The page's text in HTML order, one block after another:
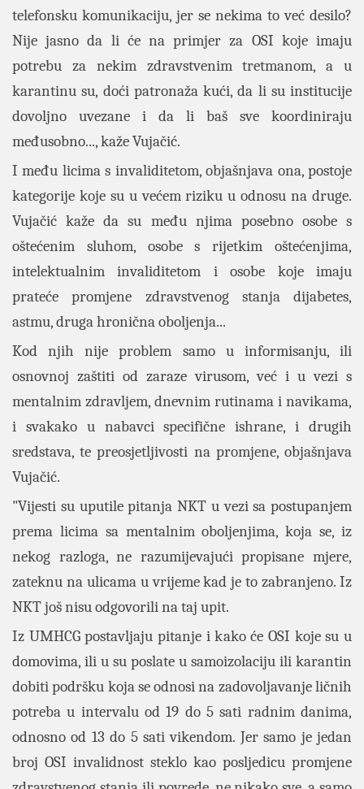
telefonsku komunikaciju, jer se nekima to već desilo?
Nije jasno da li će na primjer za OSI koje imaju
potrebu za nekim zdravstvenim tretmanom, a u
karantinu su, doći patronaža kući, da li su institucije
dovoljno uvezane i da li baš sve koordiniraju
međusobno..., kaže Vujačić.
I među licima s invaliditetom, objašnjava ona, postoje
kategorije koje su u većem riziku u odnosu na druge.
Vujačić kaže da su među njima posebno osobe s
oštećenim sluhom, osobe s rijetkim oštećenjima,
intelektualnim invaliditetom i osobe koje imaju
prateće promjene zdravstvenog stanja dijabetes,
astmu, druga hronična oboljenja...
Kod njih nije problem samo u informisanju, ili
osnovnoj zaštiti od zaraze virusom, već i u vezi s
mentalnim zdravljem, dnevnim rutinama i navikama,
i svakako u nabavci specifične ishrane, i drugih
sredstava, te preosjetljivosti na promjene, objašnjava
Vujačić.
"Vijesti su uputile pitanja NKT u vezi sa postupanjem
prema licima sa mentalnim oboljenjima, koja se, iz
nekog razloga, ne razumijevajući propisane mjere,
zateknu na ulicama u vrijeme kad je to zabranjeno. Iz
NKT još nisu odgovorili na taj upit.
Iz UMHCG postavljaju pitanje i kako će OSI koje su u
domovima, ili u su poslate u samoizolaciju ili karantin
dobiti podršku koja se odnosi na zadovoljavanje ličnih
potreba u intervalu od 19 do 5 sati radnim danima,
odnosno od 13 do 5 sati vikendom. Jer samo je jedan
broj OSI invalidnost steklo kao posljedicu promjene